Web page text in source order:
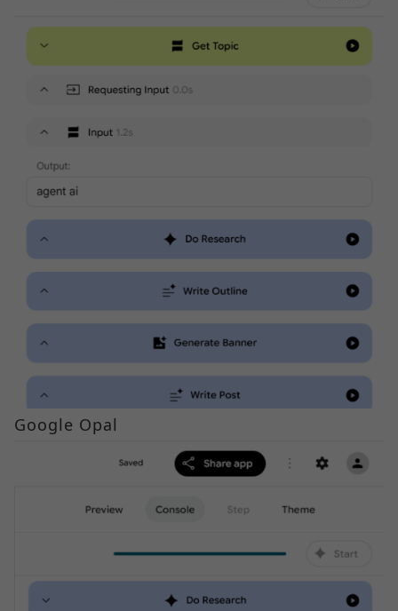
Google Opal